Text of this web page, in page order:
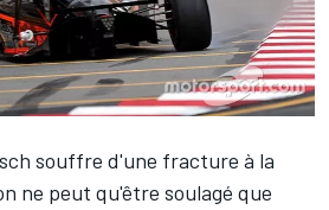
souffre d'une fracture à la
ne peut qu'être soulagé que